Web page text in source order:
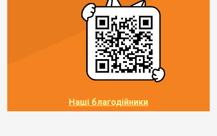
Наші благодійники